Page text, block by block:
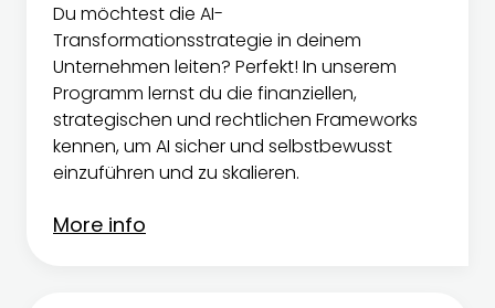
Du möchtest die AI-
Transformationsstrategie in deinem
Unternehmen leiten? Perfekt! In unserem
Programm lernst du die finanziellen,
strategischen und rechtlichen Frameworks
kennen, um AI sicher und selbstbewusst
einzuführen und zu skalieren.
More info